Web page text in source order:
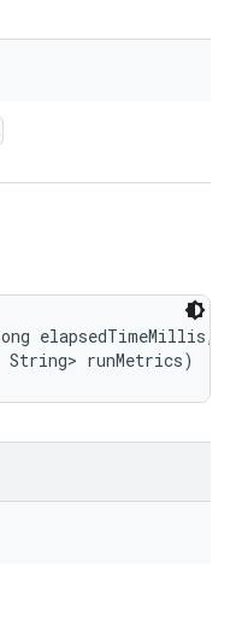
elapsedTimeMillis,
String> runMetrics)